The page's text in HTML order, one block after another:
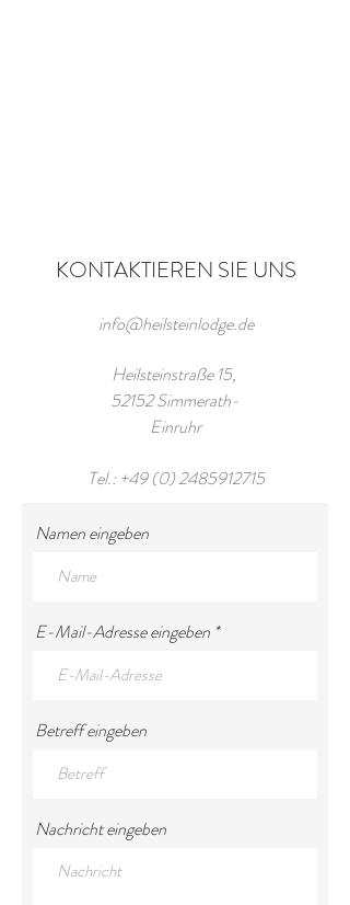
KONTAKTIEREN SIE UNS
info@heilsteinlodge.de
Heilsteinstraße 15,
52152 Simmerath-
Einruhr
Tel.: +49 (0) 2485912715
Namen eingeben
E-Mail-Adresse eingeben
Betreff eingeben
Nachricht eingeben